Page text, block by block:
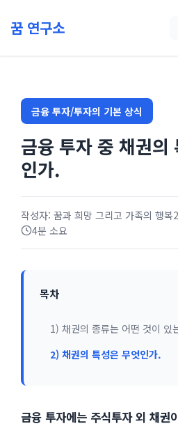
꿈 연구소
금융 투자/투자의 기본 상식
금융 투자 중 채권의
인가.
작성자: 꿈과 희망 그리고 가족의 행복
4분 소요
목차
1) 채권의 종류는 어떤 것이 있
2) 채권의 특성은 무엇인가.
금융 투자에는 주식투자 외 채권